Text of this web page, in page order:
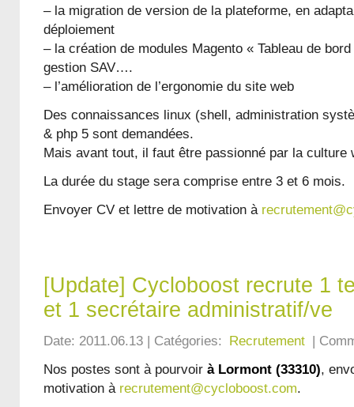
– la migration de version de la plateforme, en
déploiement
– la création de modules Magento « Tableau de
gestion SAV….
– l’amélioration de l’ergonomie du site web
Des connaissances linux (shell, administration
& php 5 sont demandées.
Mais avant tout, il faut être passionné par la culture
La durée du stage sera comprise entre 3 et 6 mois.
Envoyer CV et lettre de motivation à
[Update] Cycloboost recrute 1
et 1 secrétaire administratif/ve
Date: 2011.06.13 | Catégories: Recrutement |
Nos postes sont à pourvoir à Lormont (33310),
motivation à recrutement@cycloboost.com.